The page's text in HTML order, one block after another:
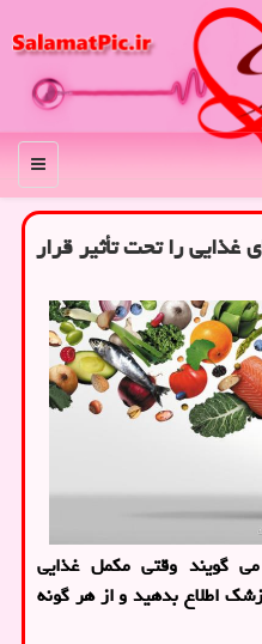
منو
را تحت تأثیر قرار
گویند وقتی مکمل غذایی
اطلاع بدهید و از هر گونه